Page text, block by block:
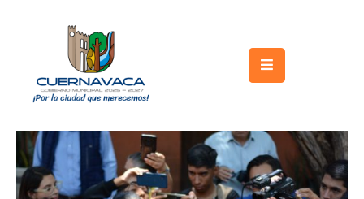
Gobierno
Turismo
Trámites